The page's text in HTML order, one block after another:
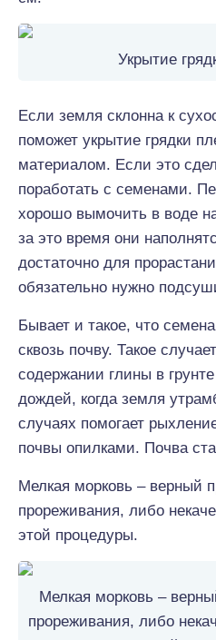
Укрытие
Если земля склонна к
поможет укрытие грядки
материалом. Если это
поработать с семенами.
хорошо вымочить в воде
за это время они
достаточно для
обязательно нужно
Бывает и такое, что
сквозь почву. Такое
содержании глины в
дождей, когда земля
случаях помогает
почвы опилками. Почва
Мелкая морковь – верный
прореживания, либо
этой процедуры.
Мелкая морковь –
прореживания, либо